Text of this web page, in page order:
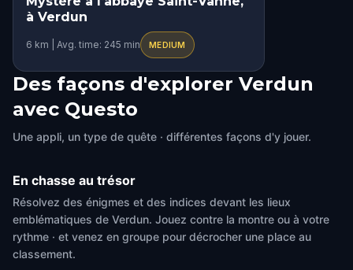
à Verdun
6 km | Avg. time: 245 min MEDIUM
Des façons d'explorer Verdun
avec Questo
Une appli, un type de quête · différentes façons d'y jouer.
En chasse au trésor
Résolvez des énigmes et des indices devant les lieux
emblématiques de Verdun. Jouez contre la montre ou à votre
rythme · et venez en groupe pour décrocher une place au
classement.